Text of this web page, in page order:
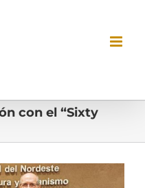
con el “Sixty